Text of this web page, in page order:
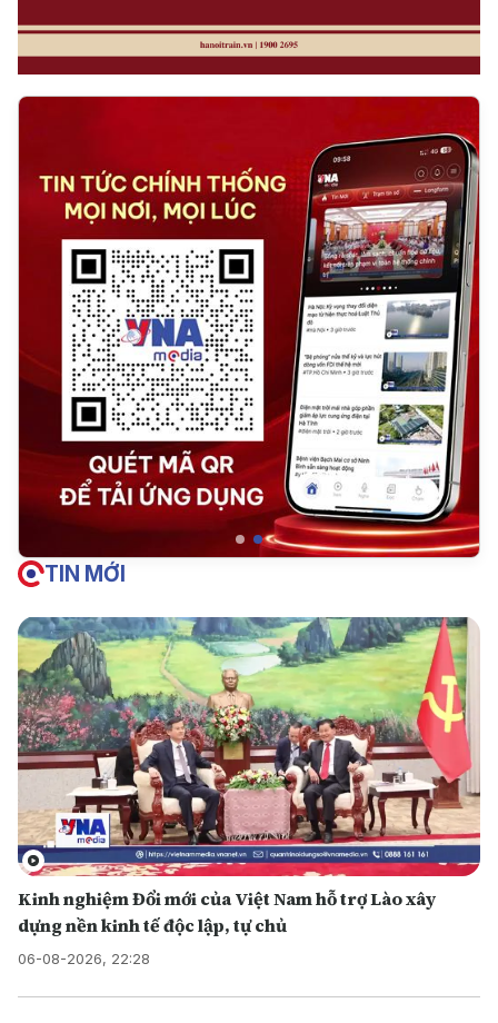
TIN MỚI
Kinh nghiệm Đổi mới của Việt Nam hỗ trợ Lào xây
dựng nền kinh tế độc lập, tự chủ
06-08-2026, 22:28